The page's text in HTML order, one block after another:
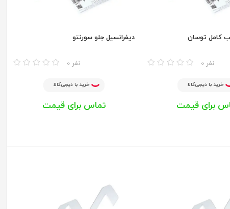
کامل توسان
0 نفر
خرید با دیجی‌کالا
برای قیمت
دیفرانسیل جلو سورنتو
0 نفر
خرید با دیجی‌کالا
تماس برای قیمت